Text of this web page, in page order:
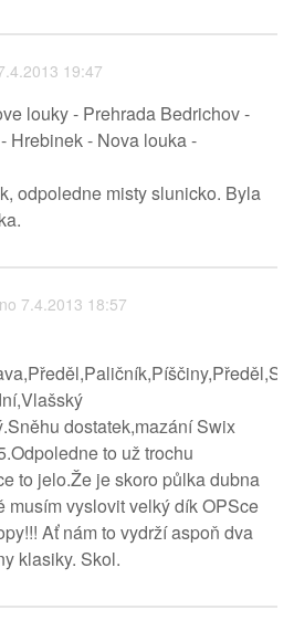
19:47
louky - Prehrada Bedrichov -
Hrebinek - Nova louka -
odpoledne misty slunicko. Byla
7.4.2013 18:57
dostatek,mazání Swix
to už trochu
to jelo.Že je skoro půlka dubna
musím vyslovit velký dík OPSce
Ať nám to vydrží aspoň dva
klasiky. Skol.